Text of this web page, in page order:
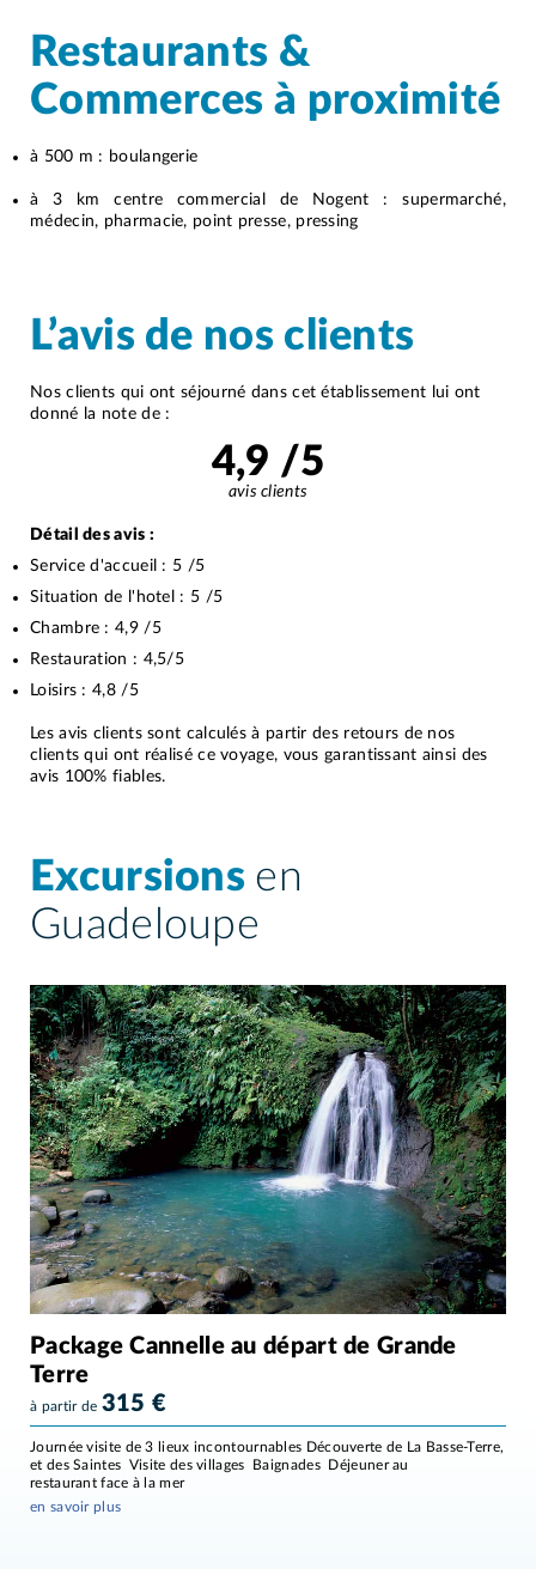
Restaurants &
Commerces à proximité
à 500 m : boulangerie
à 3 km centre commercial de Nogent : supermarché,
médecin, pharmacie, point presse, pressing
L’avis de nos clients
Nos clients qui ont séjourné dans cet établissement lui ont
donné la note de :
4,9 /5
avis clients
Détail des avis :
Service d'accueil : 5 /5
Situation de l'hotel : 5 /5
Chambre : 4,9/5
Restauration : 4,5/5
Loisirs : 4,8/5
Les avis clients sont calculés à partir des retours de nos
clients qui ont réalisé ce voyage, vous garantissant ainsi des
avis 100% fiables.
Excursions en
Guadeloupe
Package Cannelle au départ de Grande
Terre
à partir de 315 €
Journée visite de 3 lieux incontournables Découverte de La Basse-Terre,
et des Saintes Visite des villages Baignades Déjeuner au
restaurant face à la mer
en savoir plus